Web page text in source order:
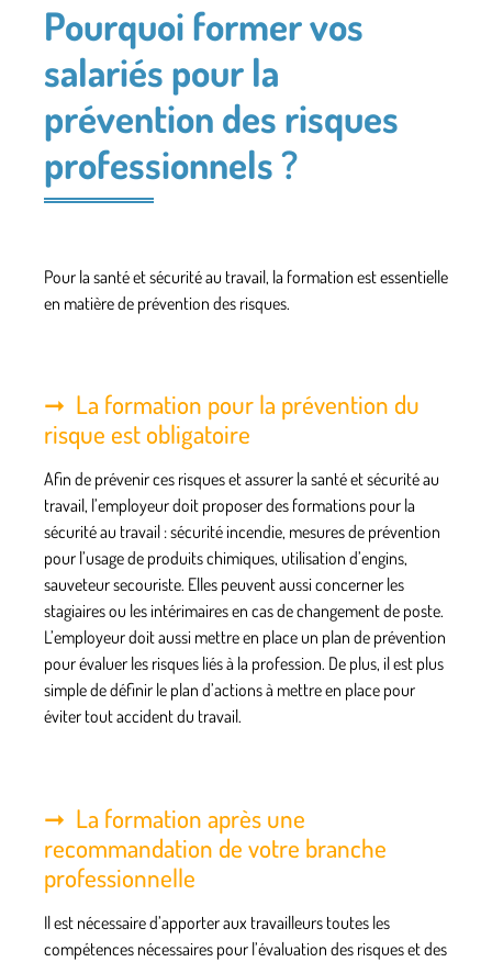
Pourquoi former vos
salariés pour la
prévention des risques
professionnels ?
Pour la santé et sécurité au travail, la formation est essentielle
en matière de prévention des risques.
La formation pour la prévention du
risque est obligatoire
Afin de prévenir ces risques et assurer la santé et sécurité au
travail, l’employeur doit proposer des formations pour la
sécurité au travail : sécurité incendie, mesures de prévention
pour l’usage de produits chimiques, utilisation d’engins,
sauveteur secouriste. Elles peuvent aussi concerner les
stagiaires ou les intérimaires en cas de changement de poste.
L’employeur doit aussi mettre en place un plan de prévention
pour évaluer les risques liés à la profession. De plus, il est plus
simple de définir le plan d’actions à mettre en place pour
éviter tout accident du travail.
La formation après une
recommandation de votre branche
professionnelle
Il est nécessaire d’apporter aux travailleurs toutes les
compétences nécessaires pour l’évaluation des risques et des